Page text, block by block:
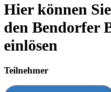
Hier können Sie
den Bendorfer
einlösen
Teilnehmer